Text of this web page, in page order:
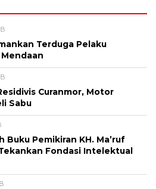
Terduga Pelaku
Curanmor, Motor
Sabu
Buku Pemikiran KH. Ma’ruf
Fondasi Intelektual